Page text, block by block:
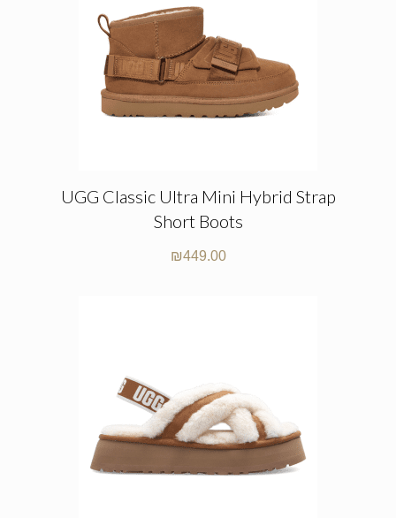
UGG Classic Ultra Mini Hybrid Strap
Short Boots
₪449.00